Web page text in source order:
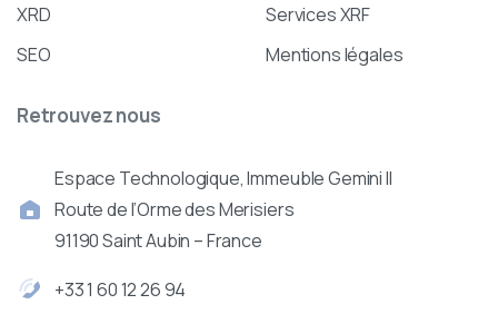
XRD
SEO
Services XRF
Mentions légales
Retrouveznous
Espace Technologique, Immeuble Gemini II
Route de l’Orme des Merisiers
91190 Saint Aubin – France
+33 1 60 12 26 94